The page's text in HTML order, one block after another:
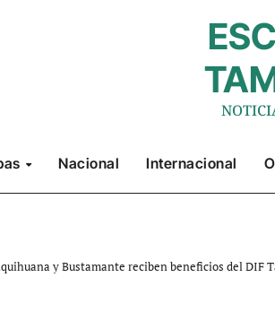
Nacional Internacional
y Bustamante reciben beneficios del DIF